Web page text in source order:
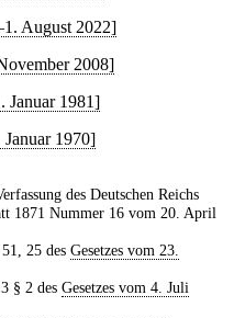
August 2022]
2008]
Januar 1981]
1970]
des Deutschen Reichs
1871 Nummer 16 vom 20. April
25 des Gesetzes vom 23.
§ 2 des Gesetzes vom 4. Juli